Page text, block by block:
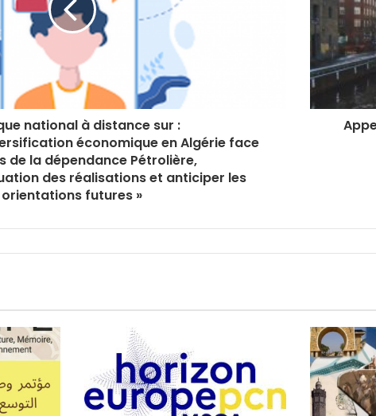
national à distance sur :
économique en Algérie face
de la dépendance Pétrolière,
des réalisations et anticiper les
orientations futures »